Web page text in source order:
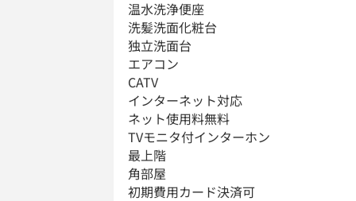
温水洗浄便座
洗髪洗面化粧台
独立洗面台
エアコン
CATV
インターネット対応
ネット使用料無料
TVモニタ付インターホン
最上階
角部屋
初期費用カード決済可